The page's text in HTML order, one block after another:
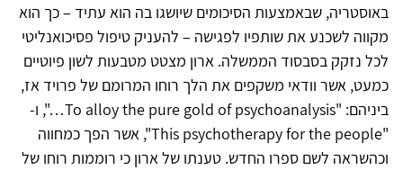
באוסטריה, שבאמצעות הסיכומים שיושגו בה הוא עתיד – כך הוא
מקווה לשכנע את שותפיו לפגישה – להעניק טיפול פסיכואנליטי
לכל נזקק בסבסוד הממשלה. ארון מצטט מטבעות לשון פיוטיים
כמעט, אשר וודאי משקפים את הלך רוחו המרומם של פרויד אז,
ביניהם: "To alloy the pure gold of psychoanalysis…", ו-
"This psychotherapy for the people", אשר הפך כמחווה
וכהשראה לשם ספרו החדש. טענתו של ארון כי רוממות רוחו של